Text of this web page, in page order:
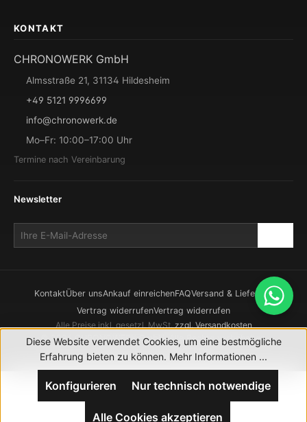
KONTAKT
CHRONOWERK GmbH
Almsstraße 21, 31134 Hildesheim
+49 5121 9996699
info@chronowerk.de
Mo–Fr: 10:00–17:00 Uhr
Termine nach Vereinbarung
Newsletter
KontaktÜber unsAnkauf einreichenFAQVersand & Lieferung
Vertrag widerrufenVertrag widerrufen
Alle Preise inkl. gesetzl. MwSt.zzgl. Versandkosten
© 2026 CHRONOWERK GmbH. Alle Rechte vorbehalten.
Realisierung durch XICTRON
Diese Website verwendet Cookies, um eine bestmögliche
Erfahrung bieten zu können. Mehr Informationen ...
Nur technisch notwendige
Konfigurieren
Alle Cookies akzeptieren